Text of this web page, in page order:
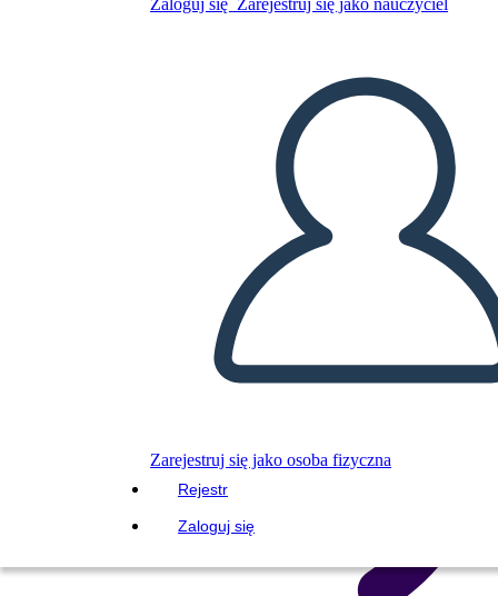
Zaloguj się Zarejestruj się jako nauczyciel
Zarejestruj się jako osoba fizyczna
Rejestr
Zaloguj się
ODTWARZANIE POKAZU SLAJDÓW
PRZECZYTAJ MI